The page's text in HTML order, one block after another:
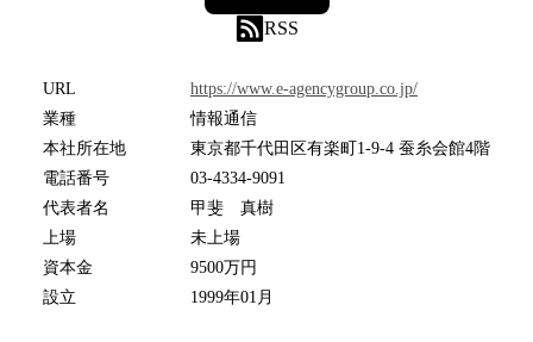
RSS
URL
https://www.e-agencygroup.co.jp/
業種
情報通信
本社所在地
東京都千代田区有楽町1-9-4 蚕糸会館4階
電話番号
03-4334-9091
代表者名
甲斐 真樹
上場
未上場
資本金
9500万円
設立
1999年01月